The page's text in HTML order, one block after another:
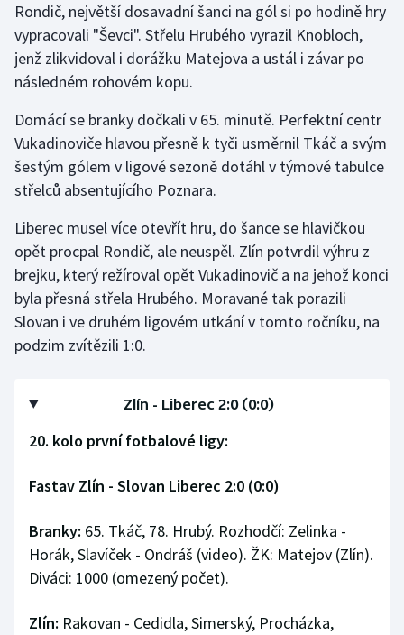
Rychlobruslení
Rychlostní kanoistika
Short track
Sportovní střelba
Triatlon
Veslování
Vodní slalom
Rondič, největší dosavadní šanci na gól si po hodině hry
vypracovali "Ševci". Střelu Hrubého vyrazil Knobloch,
jenž zlikvidoval i dorážku Matejova a ustál i závar po
následném rohovém kopu.
Domácí se branky dočkali v 65. minutě. Perfektní centr
Vukadinoviče hlavou přesně k tyči usměrnil Tkáč a svým
šestým gólem v ligové sezoně dotáhl v týmové tabulce
střelců absentujícího Poznara.
Liberec musel více otevřít hru, do šance se hlavičkou
opět procpal Rondič, ale neuspěl. Zlín potvrdil výhru z
brejku, který režíroval opět Vukadinovič a na jehož konci
byla přesná střela Hrubého. Moravané tak porazili
Slovan i ve druhém ligovém utkání v tomto ročníku, na
podzim zvítězili 1:0.
Zlín - Liberec 2:0 (0:0)
20. kolo první fotbalové ligy:
Fastav Zlín - Slovan Liberec 2:0 (0:0)
Branky: 65. Tkáč, 78. Hrubý. Rozhodčí: Zelinka -
Horák, Slavíček - Ondráš (video). ŽK: Matejov (Zlín).
Diváci: 1000 (omezený počet).
Zlín: Rakovan - Cedidla, Simerský, Procházka,